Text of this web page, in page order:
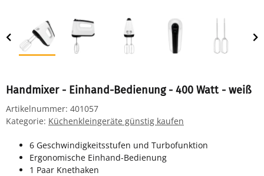
Handmixer - Einhand-Bedienung - 400 Watt - weiß
Artikelnummer: 401057
Kategorie: Küchenkleingeräte günstig kaufen
6 Geschwindigkeitsstufen und Turbofunktion
Ergonomische Einhand-Bedienung
1 Paar Knethaken